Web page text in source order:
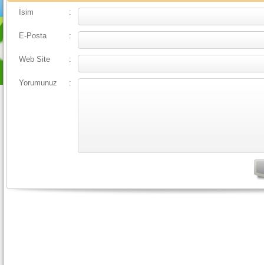
İsim :
E-Posta :
Web Site :
Yorumunuz :